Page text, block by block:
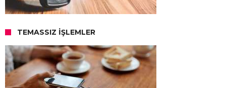
TEMASSIZ İŞLEMLER